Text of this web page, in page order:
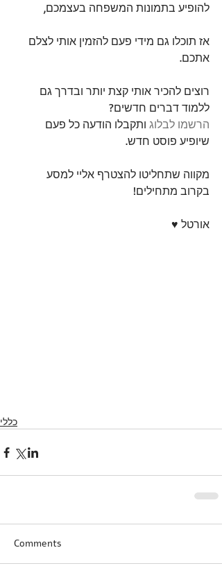
להופיע בתמונות המשפחה בעצמכם,
אז תוכלו גם מידי פעם להזמין אותי לצלם
אתכם.
רוצים להכיר אותי קצת יותר ובדרך גם
ללמוד דברים חדשים?
הרשמו לבלוג ותקבלו הודעה כל פעם
שיופיע פוסט חדש.
מקווה שתחליטו להצטרף אליי למסע
בקרוב מתחילים!
אורטל ♥
כללי
Comments